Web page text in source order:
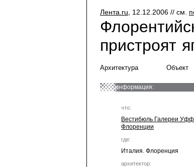
Лента.ru , 12.12.2006 // см.
пристроят
Архитектура Объект
информация:
что:
Вестибюль Галереи
Флоренции
где:
Италия. Флоренция
архитектор: